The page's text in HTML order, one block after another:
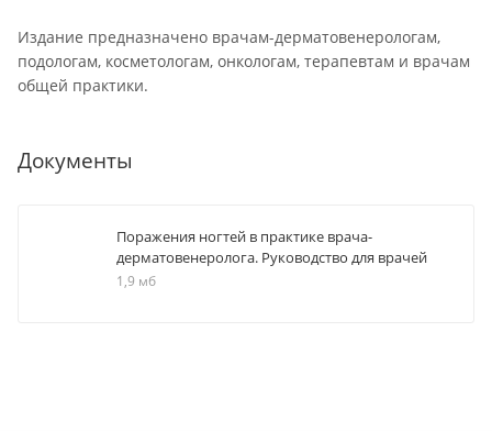
Издание предназначено врачам-дерматовенерологам,
подологам, косметологам, онкологам, терапевтам и врачам
общей практики.
Документы
Поражения ногтей в практике врача-
дерматовенеролога. Руководство для врачей
1,9 мб